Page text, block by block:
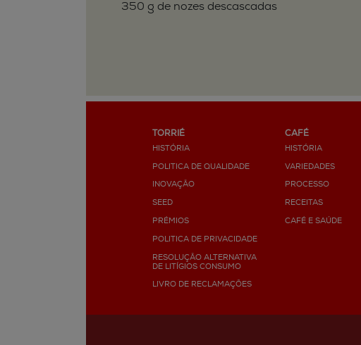
350 g de nozes descascadas
TORRIÉ
HISTÓRIA
POLITICA DE QUALIDADE
INOVAÇÃO
SEED
PRÉMIOS
POLITICA DE PRIVACIDADE
RESOLUÇÃO ALTERNATIVA
DE LITÍGIOS CONSUMO
LIVRO DE RECLAMAÇÕES
CAFÉ
HISTÓRIA
VARIEDADES
PROCESSO
RECEITAS
CAFÉ E SAÚDE